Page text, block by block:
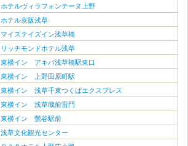
ホテルヴィラフォンテーヌ上野
ホテル京阪浅草
マイステイズイン浅草橋
リッチモンドホテル浅草
東横イン アキバ浅草橋駅東口
東横イン 上野田原町駅
東横イン 浅草千束つくばエクスプレス
東横イン 浅草蔵前雷門
東横イン 鶯谷駅前
浅草文化観光センター